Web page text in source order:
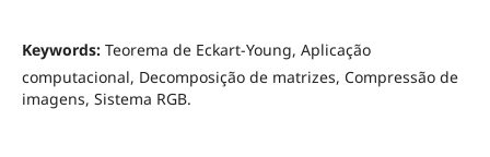
Keywords: Teorema de Eckart-Young, Aplicação
computacional, Decomposição de matrizes, Compressão de
imagens, Sistema RGB.